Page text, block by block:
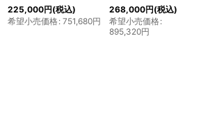
225,000円(税込)
希望小売価格: 751,680円
268,000円(税込)
希望小売価格:
895,320円